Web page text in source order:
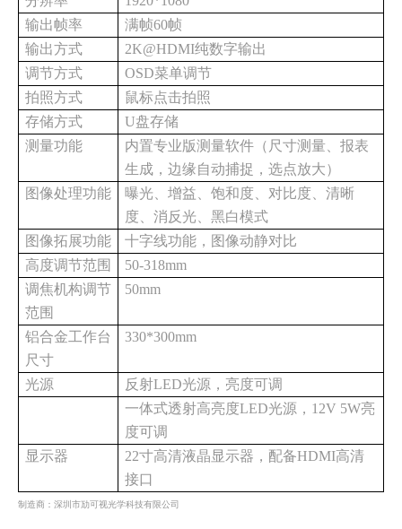
输出帧率
满帧60帧
输出方式
2K@HDMI纯数字输出
调节方式
OSD菜单调节
拍照方式
鼠标点击拍照
存储方式
U盘存储
测量功能
内置专业版测量软件（尺寸测量、报表
生成，边缘自动捕捉，选点放大）
图像处理功能
曝光、增益、饱和度、对比度、清晰
度、消反光、黑白模式
图像拓展功能
十字线功能，图像动静对比
高度调节范围
50-318mm
调焦机构调节
范围
50mm
铝合金工作台
尺寸
330*300mm
光源 反射LED光源，亮度可调
一体式透射高亮度LED光源，12V 5W亮
度可调
显示器
22寸高清液晶显示器，配备HDMI高清
接口
制造商：深圳市劢可视光学科技有限公司